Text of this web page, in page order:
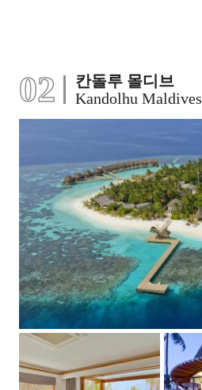
02
칸돌루 몰디브
Kandolhu Maldives